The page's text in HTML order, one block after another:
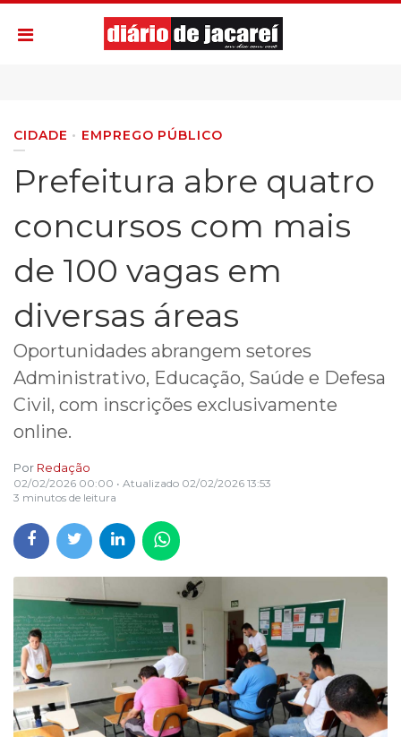
CIDADE EMPREGO PÚBLICO
Prefeitura abre quatro
concursos com mais
de 100 vagas em
diversas áreas
Oportunidades abrangem setores
Administrativo, Educação, Saúde e Defesa
Civil, com inscrições exclusivamente
online.
Por Redação
02/02/2026 00:00 • Atualizado 02/02/2026 13:53
3 minutos de leitura